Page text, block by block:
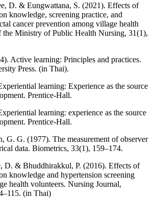
D. & Eungwattana, S. (2021). Effects of
knowledge, screening practice, and
cancer prevention among village health
the Ministry of Public Health Nursing, 31(1),
Active learning: Principles and practices.
Press. (in Thai).
learning: Experience as the source
Prentice-Hall.
learning: experience as the source
Prentice-Hall.
G. G. (1977). The measurement of observer
data. Biometrics, 33(1), 159–174.
D. & Bhuddhirakkul, P. (2016). Effects of
knowledge and hypertension screening
health volunteers. Nursing Journal,
(in Thai)